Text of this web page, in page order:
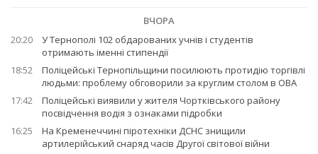
ВЧОРА
20:20
У Тернополі 102 обдарованих учнів і студентів
отримають іменні стипендії
18:52
Поліцейські Тернопільщини посилюють протидію торгівлі
людьми: проблему обговорили за круглим столом в ОВА
17:42
Поліцейські виявили у жителя Чортківського району
посвідчення водія з ознаками підробки
16:25
На Кременеччині піротехніки ДСНС знищили
артилерійський снаряд часів Другої світової війни